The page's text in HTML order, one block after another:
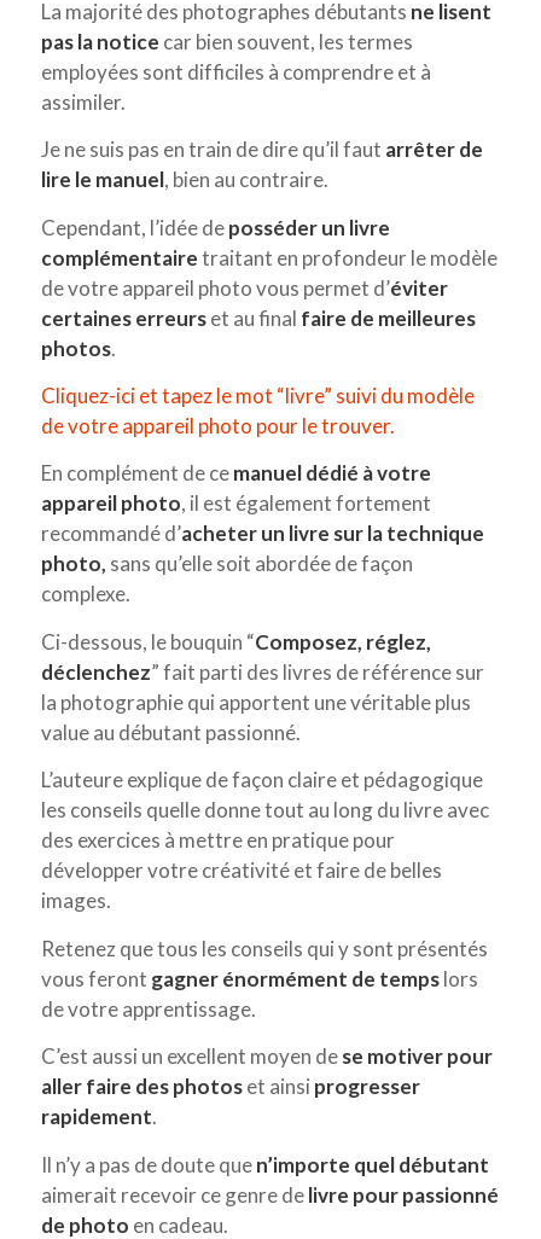
La majorité des photographes débutants ne lisent
pas la notice car bien souvent, les termes
employées sont difficiles à comprendre et à
assimiler.
Je ne suis pas en train de dire qu’il faut arrêter de
lire le manuel, bien au contraire.
Cependant, l’idée deposséder un livre
complémentairetraitant en profondeur le modèle
de votre appareil photo vous permet d’éviter
certaines erreurset au final faire de meilleures
photos.
Cliquez-ici et tapez le mot “livre” suivi du modèle
de votre appareil photo pour le trouver.
En complément de cemanuel dédié à votre
appareil photo, il est également fortement
recommandé d’acheter un livre sur la technique
photo, sans qu’elle soit abordée de façon
complexe.
Ci-dessous, le bouquin “Composez, réglez,
déclenchez” fait parti des livres de référence sur
la photographie qui apportent une véritable plus
value au débutant passionné.
L’auteure explique de façon claire et pédagogique
les conseils quelle donne tout au long du livre avec
des exercices à mettre en pratique pour
développer votre créativité et faire de belles
images.
Retenez que tous les conseils qui y sont présentés
vous feront gagner énormément de tempslors
de votre apprentissage.
C’est aussi un excellent moyen dese motiver pour
aller faire des photoset ainsi progresser
rapidement.
Il n’y a pas de doute quen’importe quel débutant
aimerait recevoir ce genre delivre pour passionné
de photo en cadeau.